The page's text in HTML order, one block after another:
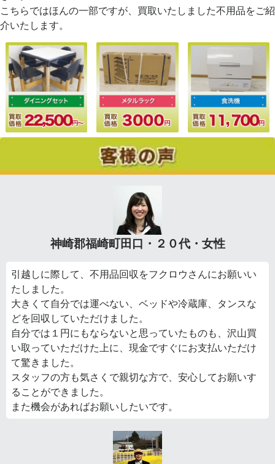
こちらではほんの一部ですが、買取いたしました不用品をご紹
介いたします。
神崎郡福崎町田口・２０代・女性
引越しに際して、不用品回収をフクロウさんにお願いい
たしました。
大きくて自分では運べない、ベッドや冷蔵庫、タンスな
どを回収していただけました。
自分では１円にもならないと思っていたものも、沢山買
い取っていただけた上に、現金ですぐにお支払いただけ
て驚きました。
スタッフの方も気さくで親切な方で、安心してお願いす
ることができました。
また機会があればお願いしたいです。